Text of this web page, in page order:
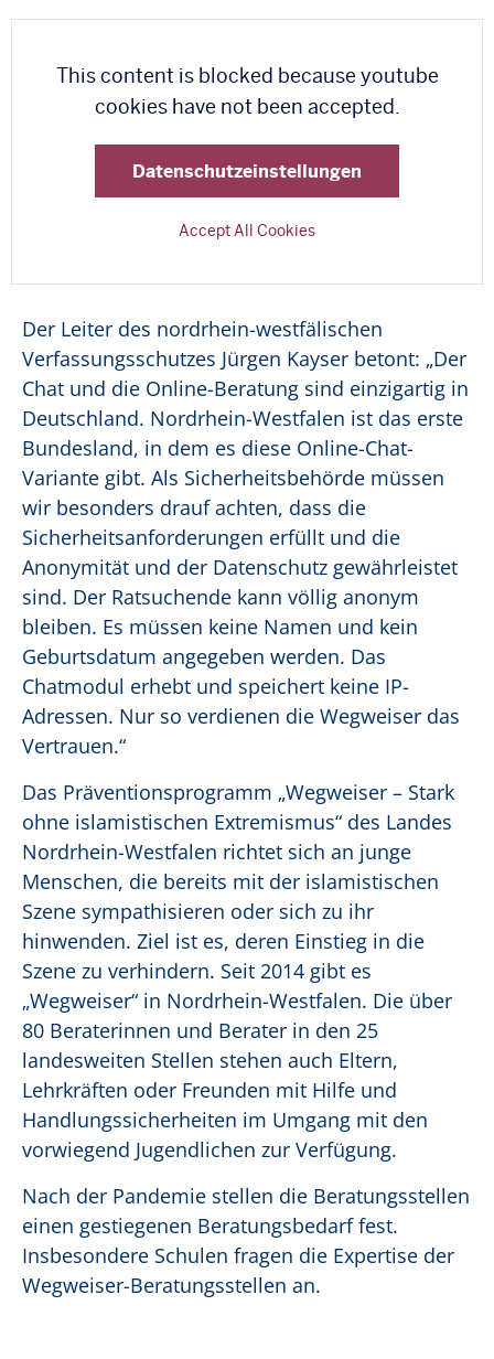
This content is blocked because youtube
cookies have not been accepted.
Datenschutzeinstellungen
Accept All Cookies
Der Leiter des nordrhein-westfälischen
Verfassungsschutzes Jürgen Kayser betont: „Der
Chat und die Online-Beratung sind einzigartig in
Deutschland. Nordrhein-Westfalen ist das erste
Bundesland, in dem es diese Online-Chat-
Variante gibt. Als Sicherheitsbehörde müssen
wir besonders drauf achten, dass die
Sicherheitsanforderungen erfüllt und die
Anonymität und der Datenschutz gewährleistet
sind. Der Ratsuchende kann völlig anonym
bleiben. Es müssen keine Namen und kein
Geburtsdatum angegeben werden. Das
Chatmodul erhebt und speichert keine IP-
Adressen. Nur so verdienen die Wegweiser das
Vertrauen.“
Das Präventionsprogramm „Wegweiser – Stark
ohne islamistischen Extremismus“ des Landes
Nordrhein-Westfalen richtet sich an junge
Menschen, die bereits mit der islamistischen
Szene sympathisieren oder sich zu ihr
hinwenden. Ziel ist es, deren Einstieg in die
Szene zu verhindern. Seit 2014 gibt es
„Wegweiser“ in Nordrhein-Westfalen. Die über
80 Beraterinnen und Berater in den 25
landesweiten Stellen stehen auch Eltern,
Lehrkräften oder Freunden mit Hilfe und
Handlungssicherheiten im Umgang mit den
vorwiegend Jugendlichen zur Verfügung.
Nach der Pandemie stellen die Beratungsstellen
einen gestiegenen Beratungsbedarf fest.
Insbesondere Schulen fragen die Expertise der
Wegweiser-Beratungsstellen an.